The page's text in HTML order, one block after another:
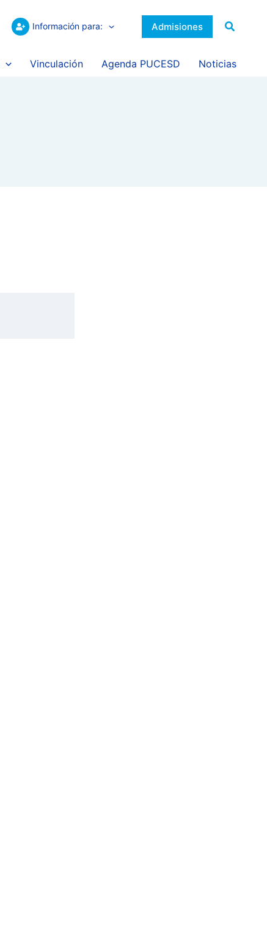
Información para: Admisiones Buscar
Vinculación Agenda PUCESD Noticias